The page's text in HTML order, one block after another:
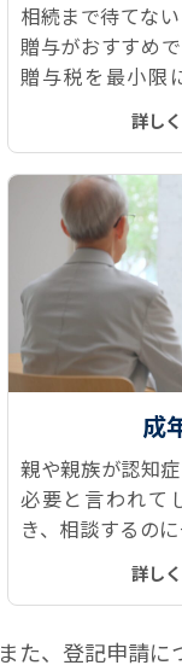
相続まで待てな
贈与がおすすめ
贈与税を最小限
「おしどり贈与
制度」などをご提
詳し
成
親や親族が認知
必要と言われて
き、相談するの
司法書士です。
見人に就任して
詳し
また、登記申請に